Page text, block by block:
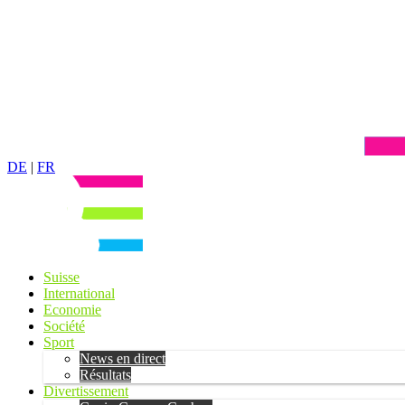
DE | FR
Suisse
International
Economie
Société
Sport
News en direct
Résultats
Divertissement